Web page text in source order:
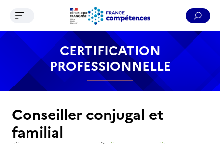
Contenu Recherche Menu Pied de page
Ouvrir le menu de navigation
CERTIFICATION
PROFESSIONNELLE
Conseiller conjugal et
familial